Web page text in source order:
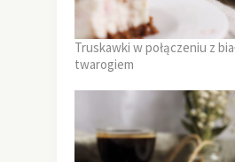
Truskawki w połączeniu z
twarogiem